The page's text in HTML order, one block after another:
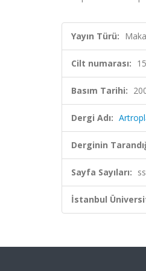
Yayın Türü:
Cilt numarası: 15
Basım Tarihi:
Dergi Adı:
Derginin
Sayfa Sayıları:
İstanbul